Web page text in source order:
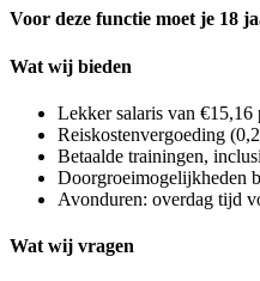
Voor deze functie moet je 18
Wat wij bieden
Lekker salaris van €15,16
Reiskostenvergoeding
Betaalde trainingen,
Doorgroeimogelijkheden
Avonduren: overdag tijd
Wat wij vragen